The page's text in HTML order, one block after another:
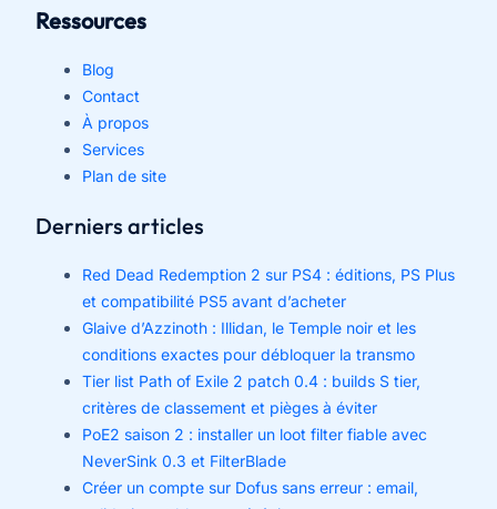
Ressources
Blog
Contact
À propos
Services
Plan de site
Derniers articles
Red Dead Redemption 2 sur PS4 : éditions, PS Plus
et compatibilité PS5 avant d’acheter
Glaive d’Azzinoth : Illidan, le Temple noir et les
conditions exactes pour débloquer la transmo
Tier list Path of Exile 2 patch 0.4 : builds S tier,
critères de classement et pièges à éviter
PoE2 saison 2 : installer un loot filter fiable avec
NeverSink 0.3 et FilterBlade
Créer un compte sur Dofus sans erreur : email,